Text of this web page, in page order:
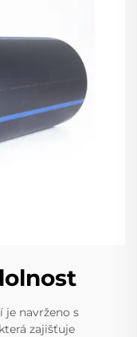
je navrženo s
zajišťuje